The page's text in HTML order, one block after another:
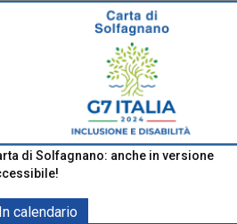
di Solfagnano: anche in versione
In calendario